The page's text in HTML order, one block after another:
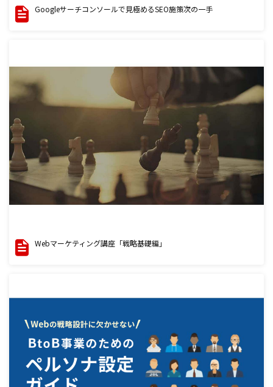
Googleサーチコンソールで見極めるSEO施策次の一手
Webマーケティング講座「戦略基礎編」